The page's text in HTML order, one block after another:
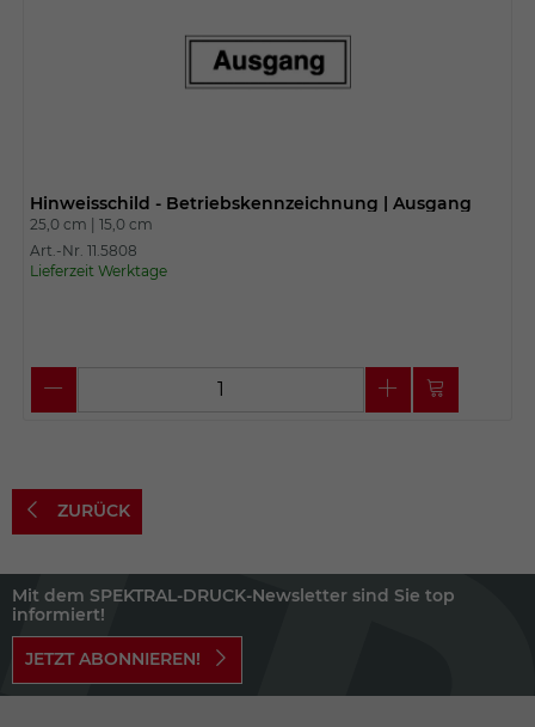
Hinweisschild - Betriebskennzeichnung | Ausgang
25,0 cm | 15,0 cm
Art.-Nr. 11.5808
Lieferzeit Werktage
ZURÜCK
Mit dem SPEKTRAL-DRUCK-Newsletter sind Sie top
informiert!
JETZT ABONNIEREN!